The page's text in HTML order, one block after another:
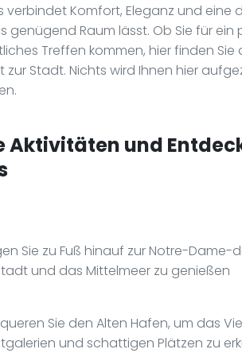
verbindet Komfort, Eleganz und eine
genügend Raum lässt. Ob Sie für
Treffen kommen, hier finden Sie
zur Stadt. Nichts wird Ihnen hier
Aktivitäten und
Sie zu Fuß hinauf zur Notre-
und das Mittelmeer zu genießen
Sie den Alten Hafen, um das
und schattigen Plätzen zu